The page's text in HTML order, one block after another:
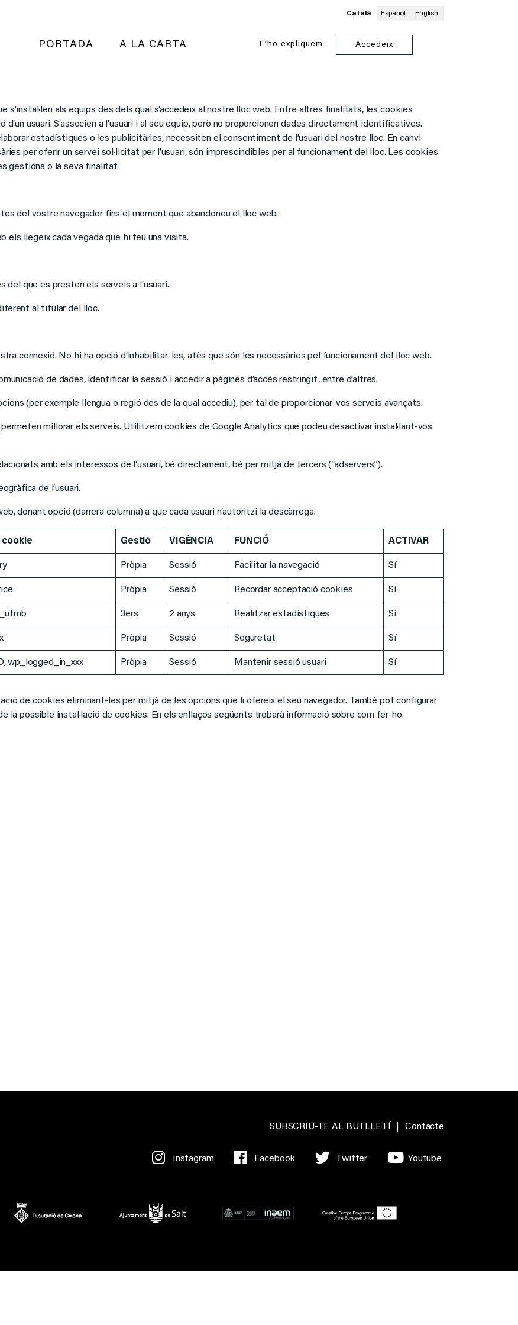
Català Español English
PORTADA A LA CARTA T’ho expliquem Accedeix
als equips des dels qual s’accedeix al nostre lloc web. Entre altres finalitats, les cookies
usuari. S’associen a l’usuari i al seu equip, però no proporcionen dades directament identificatives.
estadístiques o les publicitàries, necessiten el consentiment de l’usuari del nostre lloc. En canvi
per oferir un servei sol·licitat per l’usuari, són imprescindibles per al funcionament del lloc. Les cookies
gestiona o la seva finalitat
del vostre navegador fins el moment que abandoneu el lloc web.
els llegeix cada vegada que hi feu una visita.
que es presten els serveis a l’usuari.
al titular del lloc.
connexió. No hi ha opció d’inhabilitar-les, atès que són les necessàries pel funcionament del lloc web.
de dades, identificar la sessió i accedir a pàgines d’accés restringit, entre d’altres.
(per exemple llengua o regió des de la qual accediu), per tal de proporcionar-vos serveis avançats.
millorar els serveis. Utilitzem cookies de Google Analytics que podeu desactivar instal·lant-vos
amb els interessos de l’usuari, bé directament, bé per mitjà de tercers (“adservers”).
de l’usuari.
donant opció (darrera columna) a que cada usuari n’autoritzi la descàrrega.
cookie Gestió VIGÈNCIA FUNCIÓ ACTIVAR
Pròpia Sessió Facilitar la navegació Sí
Pròpia Sessió Recordar acceptació cookies Sí
_utmb 3ers 2 anys Realitzar estadístiques Sí
Pròpia Sessió Seguretat Sí
wp_logged_in_xxx Pròpia Sessió Mantenir sessió usuari Sí
de cookies eliminant-les per mitjà de les opcions que li ofereix el seu navegador. També pot configurar
la possible instal·lació de cookies. En els enllaços següents trobarà informació sobre com fer-ho.
SUBSCRIU-TE AL BUTLLETÍ Contacte
Instagram Facebook Twitter Youtube